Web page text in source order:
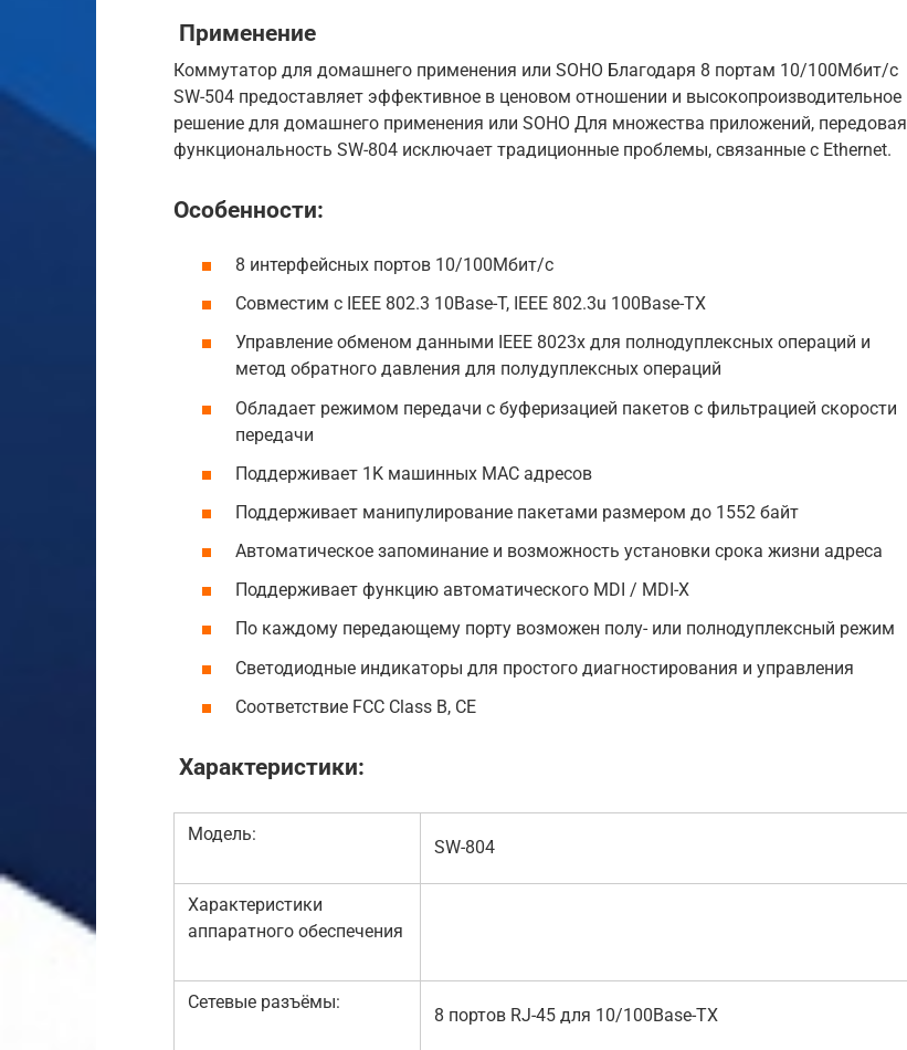
Применение
Коммутатор для домашнего применения или SOHO Благодаря 8 портам 10/100Мбит/с
SW-504 предоставляет эффективное в ценовом отношении и высокопроизводительное
решение для домашнего применения или SOHO Для множества приложений, передовая
функциональность SW-804 исключает традиционные проблемы, связанные с Ethernet.
Особенности:
8 интерфейсных портов 10/100Мбит/с
Совместим с IEEE 802.3 10Base-T, IEEE 802.3u 100Base-TX
Управление обменом данными IEEE 8023x для полнодуплексных операций и
метод обратного давления для полудуплексных операций
Обладает режимом передачи с буферизацией пакетов с фильтрацией скорости
передачи
Поддерживает 1K машинных MAC адресов
Поддерживает манипулирование пакетами размером до 1552 байт
Автоматическое запоминание и возможность установки срока жизни адреса
Поддерживает функцию автоматического MDI / MDI-X
По каждому передающему порту возможен полу- или полнодуплексный режим
Светодиодные индикаторы для простого диагностирования и управления
Соответствие FCC Class B, CE
Характеристики:
Модель:
SW-804
Характеристики
аппаратного обеспечения
Сетевые разъёмы:
8 портов RJ-45 для 10/100Base-TX